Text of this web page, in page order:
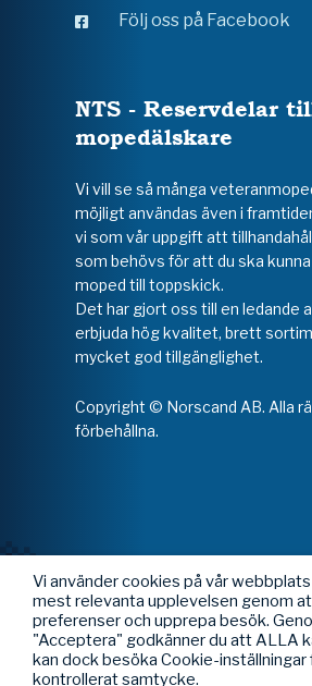
Följ oss på Facebook
NTS - Reservdelar
mopedälskare
Vi vill se så många
möjligt användas även i
vi som vår uppgift att
som behövs för att du ska
moped till toppskick.
Det har gjort oss till en ledande
erbjuda hög kvalitet, brett
mycket god tillgänglighet.
Copyright © Norscand AB. Alla
förbehållna.
Vi använder cookies på vår
mest relevanta upplevelsen genom
preferenser och upprepa besök.
"Acceptera" godkänner du att ALLA
kan dock besöka Cookie-
kontrollerat samtycke.